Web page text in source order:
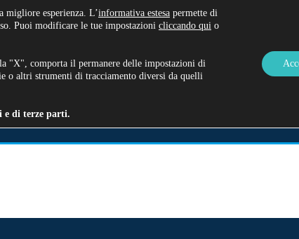
esperienza. L’informativa estesa permette di
Puoi modificare le tue impostazioni cliccando qui o
"X", comporta il permanere delle impostazioni di
o altri strumenti di tracciamento diversi da quelli
e di terze parti.